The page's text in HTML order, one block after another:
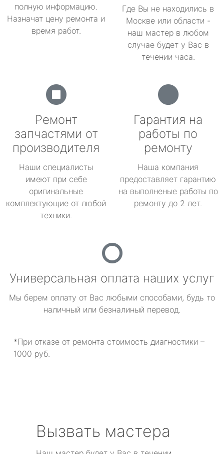
полную информацию.
Назначат цену ремонта и
время работ.
Где Вы не находились в
Москве или области -
наш мастер в любом
случае будет у Вас в
течении часа.
Ремонт
запчастями от
производителя
Наши специалисты
имеют при себе
оригинальные
комплектующие от любой
техники.
Гарантия на
работы по
ремонту
Наша компания
предоставляет гарантию
на выполненые работы по
ремонту до 2 лет.
Универсальная оплата наших услуг
Мы берем оплату от Вас любыми способами, будь то
наличный или безналиный перевод.
*При отказе от ремонта стоимость диагностики –
1000 руб.
Вызвать мастера